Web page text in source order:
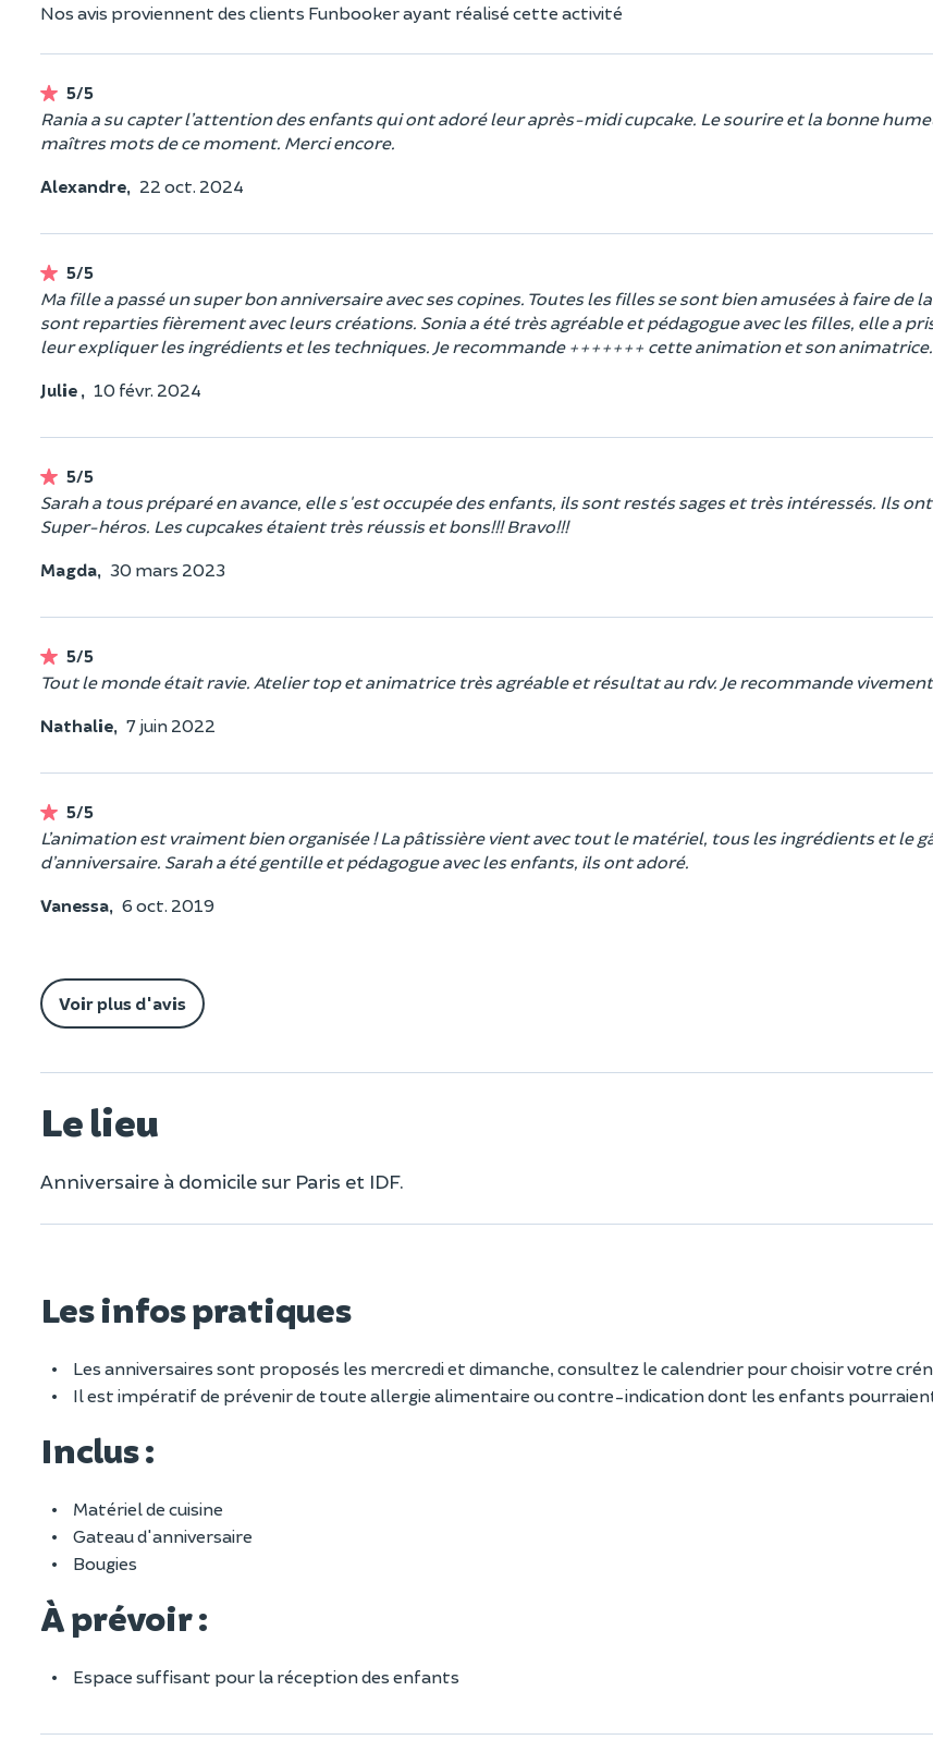
Nos avis proviennent des clients Funbooker ayant réalisé cette activité
5/5
Rania a su capter l’attention des enfants qui ont adoré leur après-midi cupcake. Le sourire et la bonne
maîtres mots de ce moment. Merci encore.
Alexandre, 22 oct. 2024
5/5
Ma fille a passé un super bon anniversaire avec ses copines. Toutes les filles se sont bien amusées à faire de
sont reparties fièrement avec leurs créations. Sonia a été très agréable et pédagogue avec les filles, elle a
leur expliquer les ingrédients et les techniques. Je recommande +++++++ cette animation et son
Julie , 10 févr. 2024
5/5
Sarah a tous préparé en avance, elle s'est occupée des enfants, ils sont restés sages et très intéressés. Ils
Super-héros. Les cupcakes étaient très réussis et bons!!! Bravo!!!
Magda, 30 mars 2023
5/5
Tout le monde était ravie. Atelier top et animatrice très agréable et résultat au rdv. Je recommande
Nathalie, 7 juin 2022
5/5
L’animation est vraiment bien organisée ! La pâtissière vient avec tout le matériel, tous les ingrédients et le
d’anniversaire. Sarah a été gentille et pédagogue avec les enfants, ils ont adoré.
Vanessa, 6 oct. 2019
Voir plus d'avis
Le lieu
Anniversaire à domicile sur Paris et IDF.
Les infos pratiques
Les anniversaires sont proposés les mercredi et dimanche, consultez le calendrier pour choisir votre
Il est impératif de prévenir de toute allergie alimentaire ou contre-indication dont les enfants
Inclus :
Matériel de cuisine
Gateau d'anniversaire
Bougies
À prévoir :
Espace suffisant pour la réception des enfants